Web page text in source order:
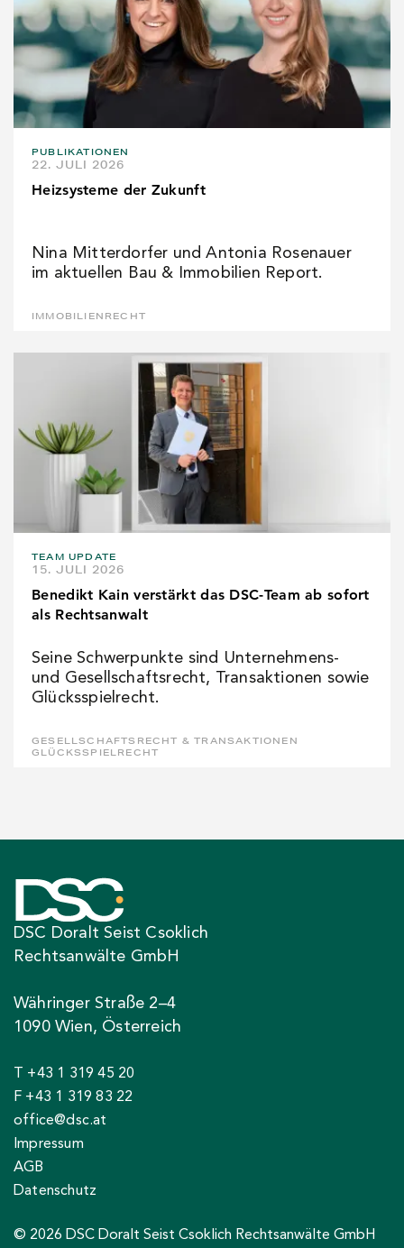
PUBLIKATIONEN
22. JULI 2026
Heizsysteme der Zukunft
Nina Mitterdorfer und Antonia Rosenauer
im aktuellen Bau & Immobilien Report.
IMMOBILIENRECHT
TEAM UPDATE
15. JULI 2026
Benedikt Kain verstärkt das DSC-Team ab sofort
als Rechtsanwalt
Seine Schwerpunkte sind Unternehmens-
und Gesellschaftsrecht, Transaktionen sowie
Glücksspielrecht.
GESELLSCHAFTSRECHT & TRANSAKTIONEN
GLÜCKSSPIELRECHT
DSC Doralt Seist Csoklich
Rechtsanwälte GmbH
Währinger Straße 2–4
1090 Wien, Österreich
T +43 1 319 45 20
F +43 1 319 83 22
office@dsc.at
Impressum
AGB
Datenschutz
© 2026 DSC Doralt Seist Csoklich Rechtsanwälte GmbH